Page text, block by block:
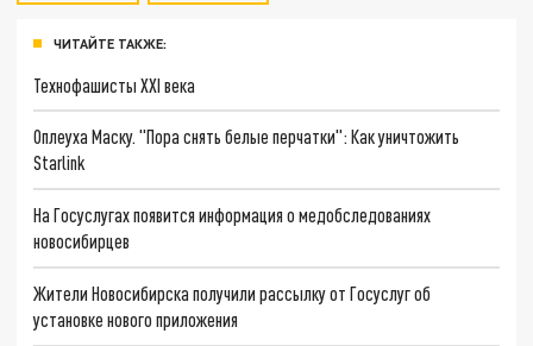
ЧИТАЙТЕ ТАКЖЕ:
Технофашисты XXI века
Оплеуха Маску. "Пора снять белые перчатки": Как уничтожить
Starlink
На Госуслугах появится информация о медобследованиях
новосибирцев
Жители Новосибирска получили рассылку от Госуслуг об
установке нового приложения